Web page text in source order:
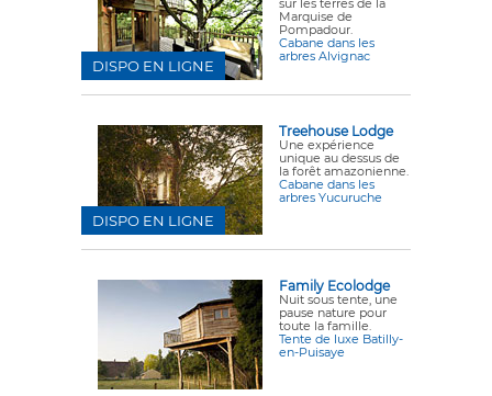
sur les terres de la
Marquise de
Pompadour.
Cabane dans les
arbres Alvignac
DISPO EN LIGNE
Treehouse Lodge
Une expérience
unique au dessus de
la forêt amazonienne.
Cabane dans les
arbres Yucuruche
DISPO EN LIGNE
Family Ecolodge
Nuit sous tente, une
pause nature pour
toute la famille.
Tente de luxe Batilly-
en-Puisaye